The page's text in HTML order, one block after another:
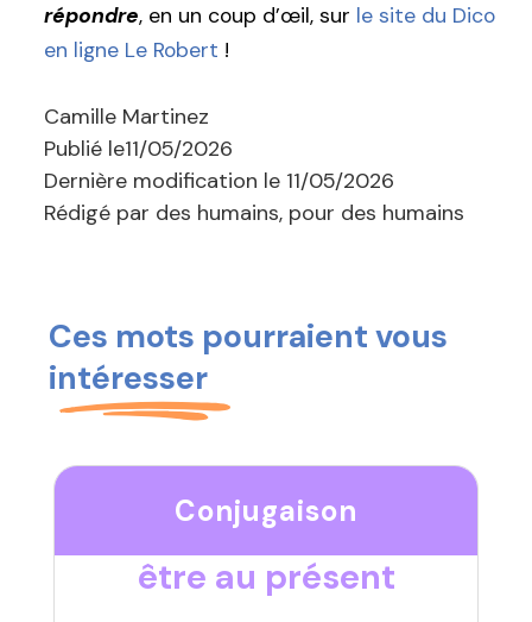
répondre, en un coup d’œil, sur le site du Dico
en ligne Le Robert !
Camille Martinez
Publié le11/05/2026
Dernière modification le 11/05/2026
Rédigé par des humains, pour des humains
Ces mots pourraient vous
intéresser
Conjugaison
être au présent